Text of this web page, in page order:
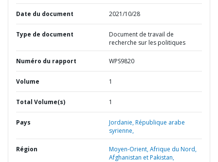
Date du document 2021/10/28
Type de document
Document de travail de
recherche sur les politiques
Numéro du rapport WPS9820
Volume 1
Total Volume(s) 1
Pays Jordanie,République arabe
syrienne,
Région
Moyen-Orient, Afrique du Nord,
Afghanistan et Pakistan,